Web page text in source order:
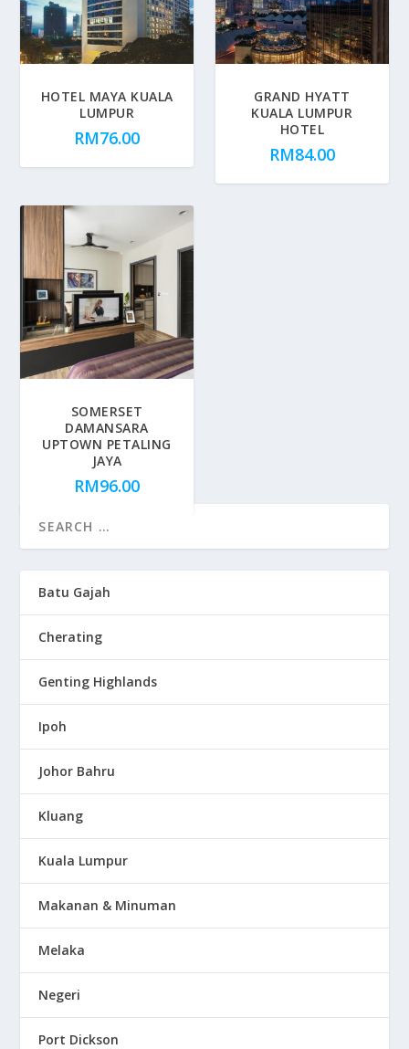
HOTEL MAYA KUALA
LUMPUR
RM76.00
GRAND HYATT
KUALA LUMPUR
HOTEL
RM84.00
SOMERSET
DAMANSARA
UPTOWN PETALING
JAYA
RM96.00
Batu Gajah
Cherating
Genting Highlands
Ipoh
Johor Bahru
Kluang
Kuala Lumpur
Makanan & Minuman
Melaka
Negeri
Port Dickson